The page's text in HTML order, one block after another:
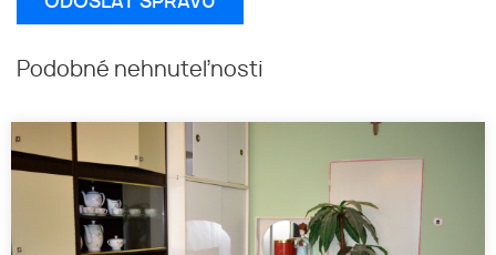
Podobné nehnuteľnosti